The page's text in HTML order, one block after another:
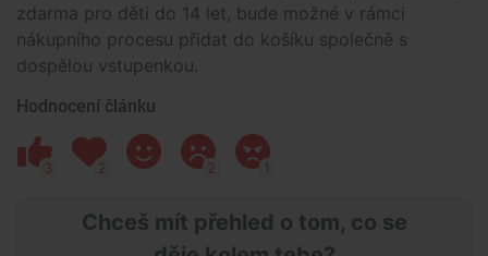
zdarma pro děti do 14 let, bude možné v rámci
nákupního procesu přidat do košíku společně s
dospělou vstupenkou.
Hodnocení článku
3 2 2 1
Chceš mít přehled o tom, co se